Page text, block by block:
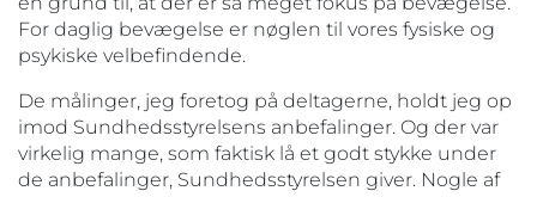
For daglig bevægelse er nøglen til vores fysiske og
psykiske velbefindende.
De målinger, jeg foretog på deltagerne, holdt jeg op
imod Sundhedsstyrelsens anbefalinger. Og der var
virkelig mange, som faktisk lå et godt stykke under
de anbefalinger, Sundhedsstyrelsen giver. Nogle af